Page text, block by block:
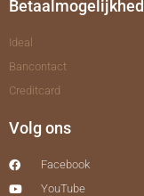
Ideal
Bancontact
Creditcard
Volg ons
Facebook
YouTube